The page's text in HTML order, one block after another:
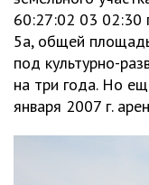
60:27:02 03 02:30
5а, общей
под культурно-
на три года. Но
января 2007 г.